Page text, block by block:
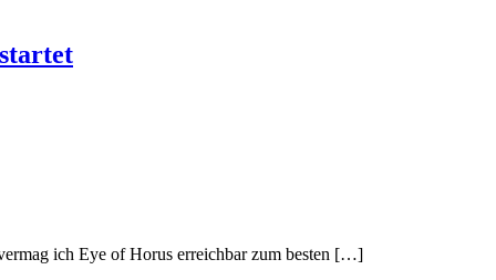
ich Eye of Horus erreichbar zum besten […]